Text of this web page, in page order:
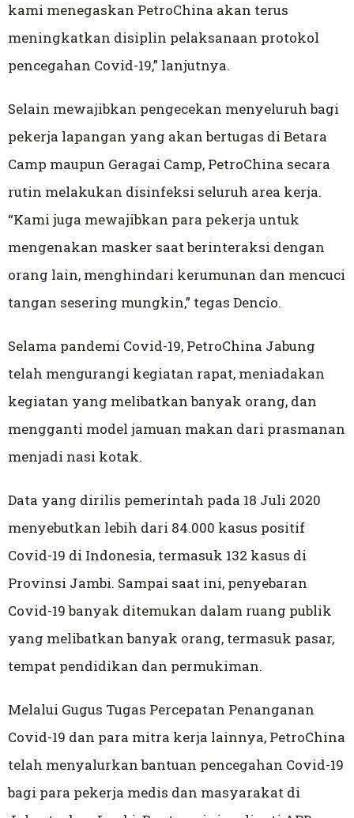
kami menegaskan PetroChina akan terus
meningkatkan disiplin pelaksanaan protokol
pencegahan Covid-19,” lanjutnya.
Selain mewajibkan pengecekan menyeluruh bagi
pekerja lapangan yang akan bertugas di Betara
Camp maupun Geragai Camp, PetroChina secara
rutin melakukan disinfeksi seluruh area kerja.
“Kami juga mewajibkan para pekerja untuk
mengenakan masker saat berinteraksi dengan
orang lain, menghindari kerumunan dan mencuci
tangan sesering mungkin,” tegas Dencio.
Selama pandemi Covid-19, PetroChina Jabung
telah mengurangi kegiatan rapat, meniadakan
kegiatan yang melibatkan banyak orang, dan
mengganti model jamuan makan dari prasmanan
menjadi nasi kotak.
Data yang dirilis pemerintah pada 18 Juli 2020
menyebutkan lebih dari 84.000 kasus positif
Covid-19 di Indonesia, termasuk 132 kasus di
Provinsi Jambi. Sampai saat ini, penyebaran
Covid-19 banyak ditemukan dalam ruang publik
yang melibatkan banyak orang, termasuk pasar,
tempat pendidikan dan permukiman.
Melalui Gugus Tugas Percepatan Penanganan
Covid-19 dan para mitra kerja lainnya, PetroChina
telah menyalurkan bantuan pencegahan Covid-19
bagi para pekerja medis dan masyarakat di